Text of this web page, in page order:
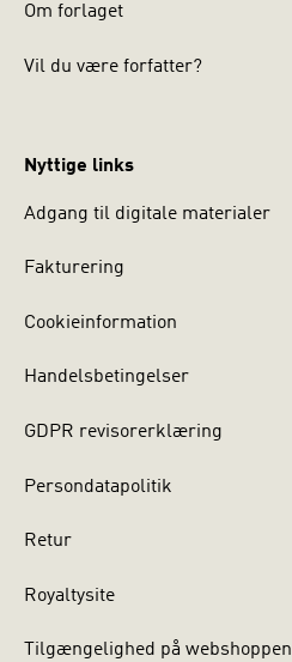
Om forlaget
Vil du være forfatter?
Nyttige links
Adgang til digitale materialer
Fakturering
Cookieinformation
Handelsbetingelser
GDPR revisorerklæring
Persondatapolitik
Retur
Royaltysite
Tilgængelighed på webshoppen